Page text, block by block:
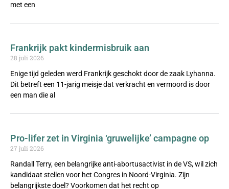
met een
Frankrijk pakt kindermisbruik aan
28 juli 2026
Enige tijd geleden werd Frankrijk geschokt door de zaak Lyhanna.
Dit betreft een 11-jarig meisje dat verkracht en vermoord is door
een man die al
Pro-lifer zet in Virginia ‘gruwelijke’ campagne op
27 juli 2026
Randall Terry, een belangrijke anti-abortusactivist in de VS, wil zich
kandidaat stellen voor het Congres in Noord-Virginia. Zijn
belangrijkste doel? Voorkomen dat het recht op